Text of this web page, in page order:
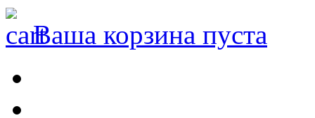
Ваша корзина пуста